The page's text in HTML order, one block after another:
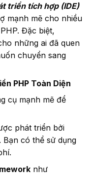
triển tích hợp (IDE)
mạnh mẽ cho nhiều
Đặc biệt,
những ai đã quen
chuyển sang
PHP Toàn Diện
cụ mạnh mẽ để
phát triển bởi
Bạn có thể sử dụng
như